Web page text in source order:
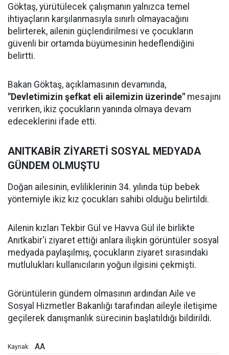
Göktaş, yürütülecek çalışmanın yalnızca temel
ihtiyaçların karşılanmasıyla sınırlı olmayacağını
belirterek, ailenin güçlendirilmesi ve çocukların
güvenli bir ortamda büyümesinin hedeflendiğini
belirtti.
Bakan Göktaş, açıklamasının devamında,
"Devletimizin şefkat eli ailemizin üzerinde" mesajını
verirken, ikiz çocukların yanında olmaya devam
edeceklerini ifade etti.
ANITKABİR ZİYARETİ SOSYAL MEDYADA
GÜNDEM OLMUŞTU
Doğan ailesinin, evliliklerinin 34. yılında tüp bebek
yöntemiyle ikiz kız çocukları sahibi olduğu belirtildi.
Ailenin kızları Tekbir Gül ve Havva Gül ile birlikte
Anıtkabir'i ziyaret ettiği anlara ilişkin görüntüler sosyal
medyada paylaşılmış, çocukların ziyaret sırasındaki
mutlulukları kullanıcıların yoğun ilgisini çekmişti.
Görüntülerin gündem olmasının ardından Aile ve
Sosyal Hizmetler Bakanlığı tarafından aileyle iletişime
geçilerek danışmanlık sürecinin başlatıldığı bildirildi.
Kaynak: AA